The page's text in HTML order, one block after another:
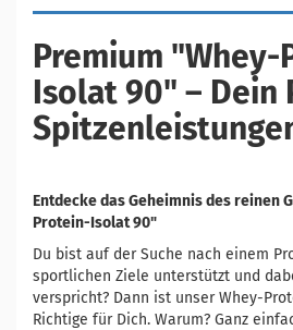
Premium
Isolat 90" – Dein
Entdecke das Geheimnis des reinen
Protein-Isolat 90"
Du bist auf der Suche nach einem
sportlichen Ziele unterstützt und
verspricht? Dann ist unser Whey-
Richtige für Dich. Warum? Ganz